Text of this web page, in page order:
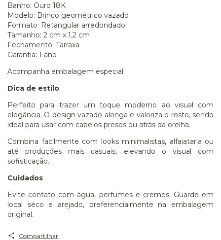
Banho: Ouro 18K
Modelo: Brinco geométrico vazado
Formato: Retangular arredondado
Tamanho: 2 cm x 1,2 cm
Fechamento: Tarraxa
Garantia: 1 ano
Acompanha embalagem especial
Dica de estilo
Perfeito para trazer um toque moderno ao visual com
elegância. O design vazado alonga e valoriza o rosto, sendo
ideal para usar com cabelos presos ou atrás da orelha.
Combina facilmente com looks minimalistas, alfaiataria ou
até produções mais casuais, elevando o visual com
sofisticação.
Cuidados
Evite contato com água, perfumes e cremes. Guarde em
local seco e arejado, preferencialmente na embalagem
original.
Compartilhar